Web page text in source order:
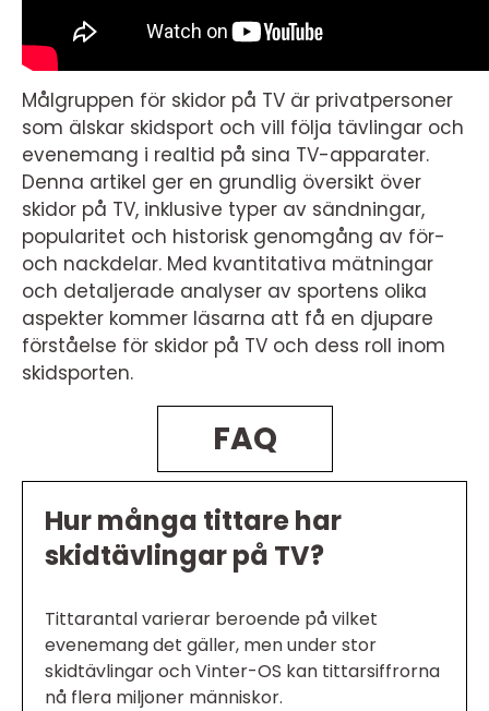
Målgruppen för skidor på TV är privatpersoner
som älskar skidsport och vill följa tävlingar och
evenemang i realtid på sina TV-apparater.
Denna artikel ger en grundlig översikt över
skidor på TV, inklusive typer av sändningar,
popularitet och historisk genomgång av för-
och nackdelar. Med kvantitativa mätningar
och detaljerade analyser av sportens olika
aspekter kommer läsarna att få en djupare
förståelse för skidor på TV och dess roll inom
skidsporten.
FAQ
Hur många tittare har
skidtävlingar på TV?
Tittarantal varierar beroende på vilket
evenemang det gäller, men under stor
skidtävlingar och Vinter-OS kan tittarsiffrorna
nå flera miljoner människor.